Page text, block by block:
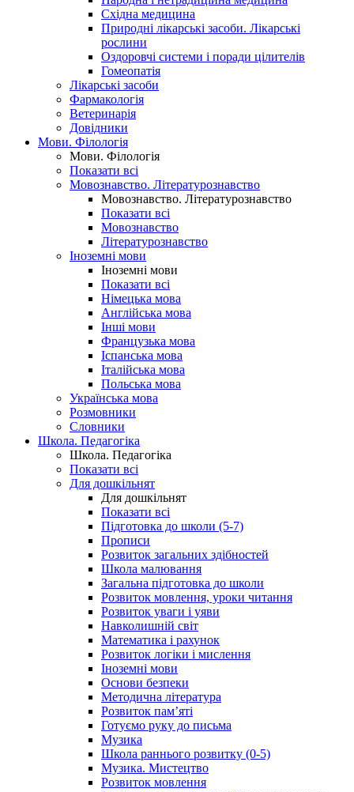
Східна медицина
Природні лікарські засоби. Лікарські
рослини
Оздоровчі системи і поради цілителів
Гомеопатія
Лікарські засоби
Фармакологія
Ветеринарія
Довідники
Мови. Філологія
Мови. Філологія
Показати всі
Мовознавство. Літературознавство
Мовознавство. Літературознавство
Показати всі
Мовознавство
Літературознавство
Іноземні мови
Іноземні мови
Показати всі
Німецька мова
Англійська мова
Інші мови
Французька мова
Іспанська мова
Італійська мова
Польська мова
Українська мова
Розмовники
Словники
Школа. Педагогіка
Школа. Педагогіка
Показати всі
Для дошкільнят
Для дошкільнят
Показати всі
Підготовка до школи (5-7)
Прописи
Розвиток загальних здібностей
Школа малювання
Загальна підготовка до школи
Розвиток мовлення, уроки читання
Розвиток уваги і уяви
Навколишній світ
Математика і рахунок
Розвиток логіки і мислення
Іноземні мови
Основи безпеки
Методична література
Розвиток пам’яті
Готуємо руку до письма
Музика
Школа раннього розвитку (0-5)
Музика. Мистецтво
Розвиток мовлення